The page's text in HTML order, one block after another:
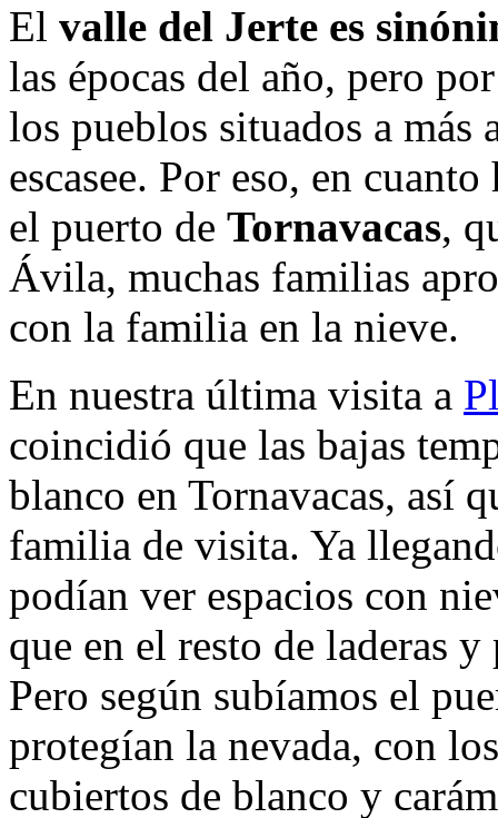
El valle del Jerte es
las épocas del año, pero
los pueblos situados a
escasee. Por eso, en
el puerto de Tornavacas,
Ávila, muchas familias
con la familia en la nieve.
En nuestra última visita a
coincidió que las bajas
blanco en Tornavacas, así
familia de visita. Ya
podían ver espacios con
que en el resto de laderas
Pero según subíamos el
protegían la nevada, con
cubiertos de blanco y